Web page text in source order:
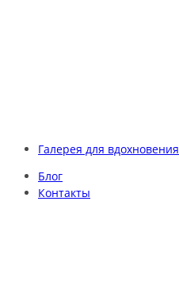
Галерея для вдохновения
Блог
Контакты